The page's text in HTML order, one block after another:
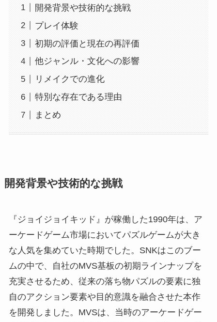
開発背景や技術的な挑戦
プレイ体験
初期の評価と現在の再評価
他ジャンル・文化への影響
リメイクでの進化
特別な存在である理由
まとめ
開発背景や技術的な挑戦
『ジョイジョイキッド』が稼働した1990年は、ア
ーケードゲーム市場においてパズルゲームが大き
な人気を集めていた時期でした。SNKはこのブー
ムの中で、自社のMVS基板の初期ラインナップを
充実させるため、従来の落ち物パズルの要素に独
自のアクション要素や目的意識を融合させた本作
を開発しました。MVSは、当時のアーケードゲー